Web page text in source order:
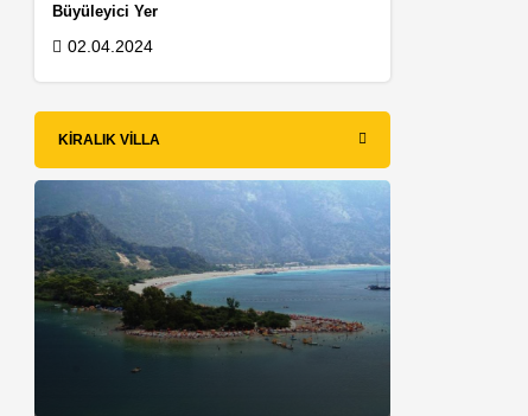
Büyüleyici Yer
02.04.2024
KIRALIK VILLA